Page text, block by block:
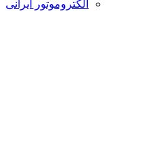
الکتروموتور ایرانی